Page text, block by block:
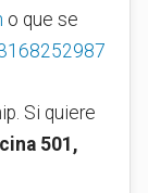
o que se
Si quiere
501,